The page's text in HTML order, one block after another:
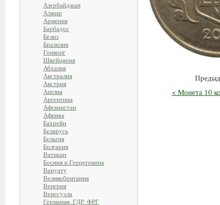
Азербайджан
Алжир
Армения
Барбадос
Белиз
Бразилия
Гонконг
Швейцария
Абхазия
Австралия
Австрия
Англия
Аргентина
Афганистан
Африка
Бахрейн
Беларусь
Бельгия
Болгария
Ватикан
Босния и Герцеговина
Вануату
Великобритания
Венгрия
Венесуэла
Германия, ГДР, ФРГ
< Монета 10